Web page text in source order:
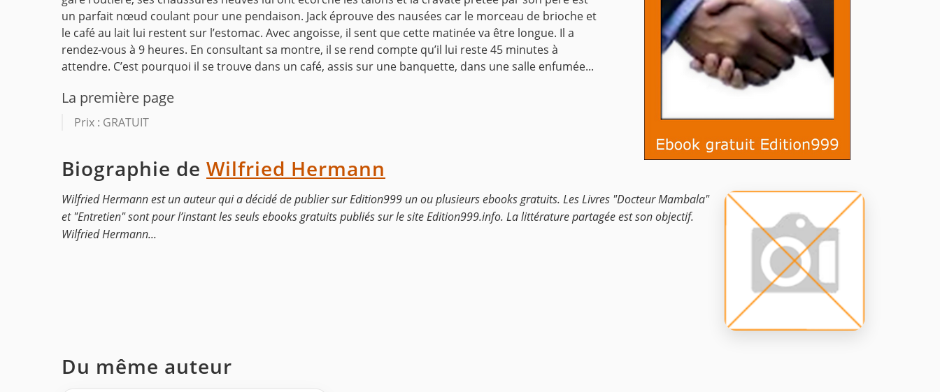
un parfait nœud coulant pour une pendaison. Jack éprouve des nausées car le morceau de brioche et
le café au lait lui restent sur l’estomac. Avec angoisse, il sent que cette matinée va être longue. Il a
rendez-vous à 9 heures. En consultant sa montre, il se rend compte qu’il lui reste 45 minutes à
attendre. C’est pourquoi il se trouve dans un café, assis sur une banquette, dans une salle enfumée...
La première page
Prix : GRATUIT
Biographie de Wilfried Hermann
Wilfried Hermann est un auteur qui a décidé de publier sur Edition999 un ou plusieurs ebooks gratuits. Les Livres "Docteur Mambala"
et "Entretien" sont pour l’instant les seuls ebooks gratuits publiés sur le site Edition999.info. La littérature partagée est son objectif.
Wilfried Hermann...
Du même auteur